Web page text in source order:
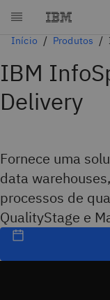
Início Produtos
IBM
Delivery
Fornece uma
data
processos de
QualityStage e